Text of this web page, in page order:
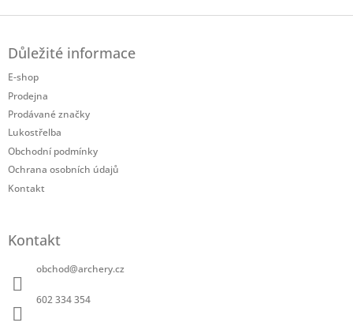
Důležité informace
E-shop
Prodejna
Prodávané značky
Lukostřelba
Obchodní podmínky
Ochrana osobních údajů
Kontakt
Kontakt
obchod@archery.cz
602 334 354